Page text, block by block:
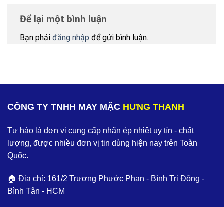
Để lại một bình luận
Bạn phải đăng nhập để gửi bình luận.
CÔNG TY TNHH MAY MẶC HƯNG THANH
Tự hào là đơn vị cung cấp nhãn ép nhiệt uy tín - chất
lượng, được nhiều đơn vị tin dùng hiện nay trên Toàn
Quốc.
🏠 Địa chỉ: 161/2 Trương Phước Phan - Bình Trị Đông -
Bình Tân - HCM